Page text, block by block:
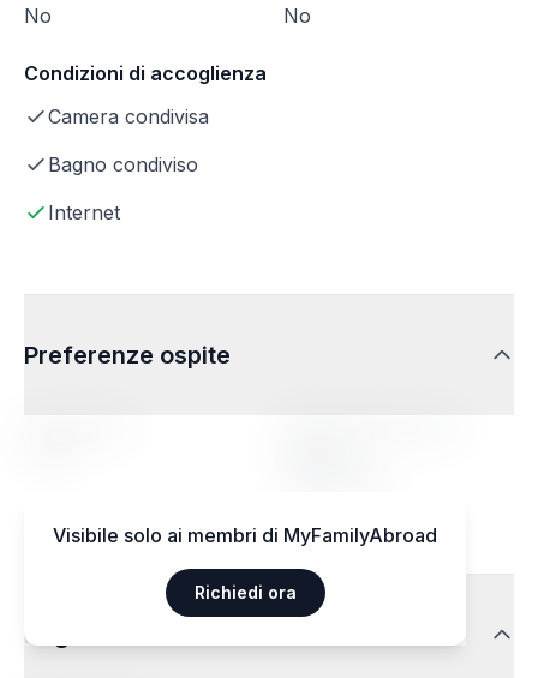
No No
Condizioni di accoglienza
Camera condivisa
Bagno condiviso
Internet
Preferenze ospite
Visibile solo ai membri di MyFamilyAbroad
Richiedi ora
Regimi alimentari